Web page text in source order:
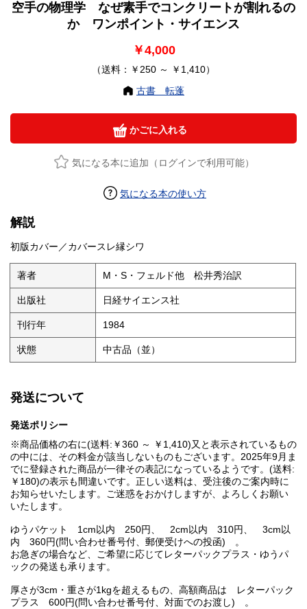
空手の物理学 なぜ素手でコンクリートが割れるの
か ワンポイント・サイエンス
￥4,000
（送料：￥250 ～ ￥1,410）
古書 転蓬
かごに入れる
気になる本に追加（ログインで利用可能）
気になる本の使い方
解説
初版カバー／カバースレ縁シワ
著者 M・S・フェルド他 松井秀治訳
出版社 日経サイエンス社
刊行年 1984
状態 中古品（並）
発送について
発送ポリシー
※商品価格の右に(送料:￥360 ～ ￥1,410)又と表示されているもの
の中には、その料金が該当しないものもございます。2025年9月ま
でに登録された商品が一律その表記になっているようです。(送料:
￥180)の表示も間違いです。正しい送料は、受注後のご案内時に
お知らせいたします。ご迷惑をおかけしますが、よろしくお願い
いたします。
ゆうパケット 1cm以内 250円、 2cm以内 310円、 3cm以
内 360円(問い合わせ番号付、郵便受けへの投函) 。
お急ぎの場合など、ご希望に応じてレターパックプラス・ゆうパ
ックの発送も承ります。
厚さが3cm・重さが1kgを超えるもの、高額商品は レターパック
プラス 600円(問い合わせ番号付、対面でのお渡し) 。